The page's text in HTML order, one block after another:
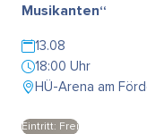
Musikanten“
13.08
18:00 Uhr
HÜ-Arena am
Eintritt: Frei